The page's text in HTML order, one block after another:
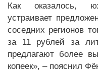
Как оказалось,
устраивает
соседних регионов
за 11 рублей за
предлагают более
копеек», – пояснил